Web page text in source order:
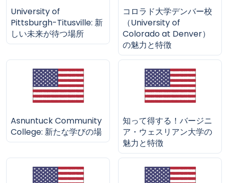
University of
Pittsburgh-Titusville: 新
しい未来が待つ場所
コロラド大学デンバー校
（University of
Colorado at Denver）
の魅力と特徴
Asnuntuck Community
College: 新たな学びの場
知って得する！バージニ
ア・ウェスリアン大学の
魅力と特徴